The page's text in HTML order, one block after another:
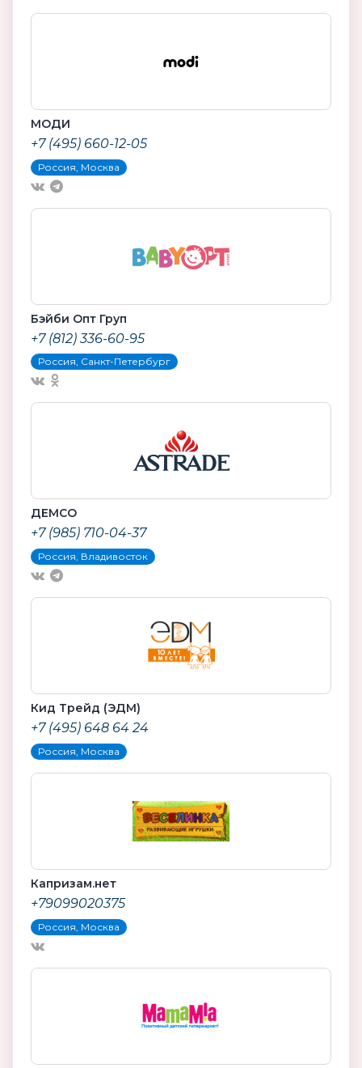
МОДИ
+7 (495) 660-12-05
Россия, Москва
Бэйби Опт Груп
+7 (812) 336-60-95
Россия, Санкт-Петербург
ДЕМСО
+7 (985) 710-04-37
Россия, Владивосток
Кид Трейд (ЭДМ)
+7 (495) 648 64 24
Россия, Москва
Капризам.нет
+79099020375
Россия, Москва